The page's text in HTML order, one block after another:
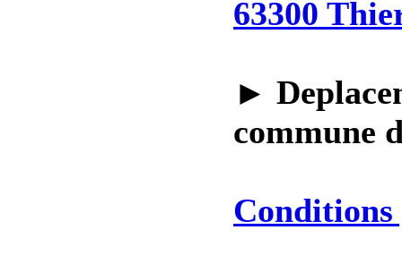
63300
►
commune
Conditions